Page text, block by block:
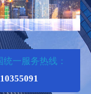
统一服务热线：